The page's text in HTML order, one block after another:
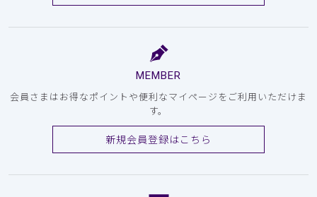
MEMBER
会員さまはお得なポイントや便利なマイページをご利用いただけま
す。
新規会員登録はこちら